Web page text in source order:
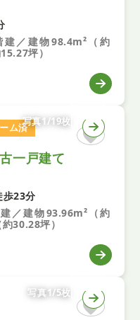
／建物98.4m²（約
坪）
ム済
写真1/19枚
一戸建て
歩23分
／建物93.96m²（約
30.28坪）
写真1/5枚